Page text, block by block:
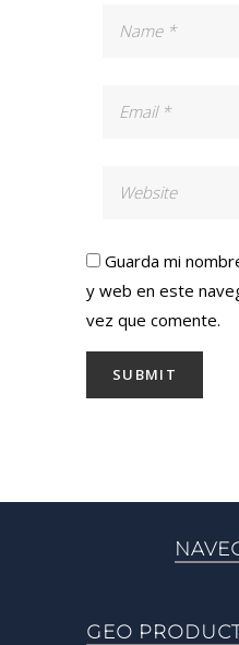
Guarda mi
y web en este
vez que comente.
GEO